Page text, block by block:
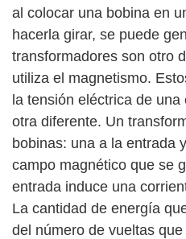
al colocar una bobina en
hacerla girar, se puede
transformadores son otro
utiliza el magnetismo.
la tensión eléctrica de
otra diferente. Un
bobinas: una a la entrada
campo magnético que se
entrada induce una
La cantidad de energía
del número de vueltas